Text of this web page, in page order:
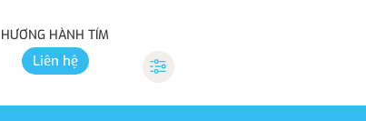
HƯƠNG HÀNH TÍM
Liên hệ